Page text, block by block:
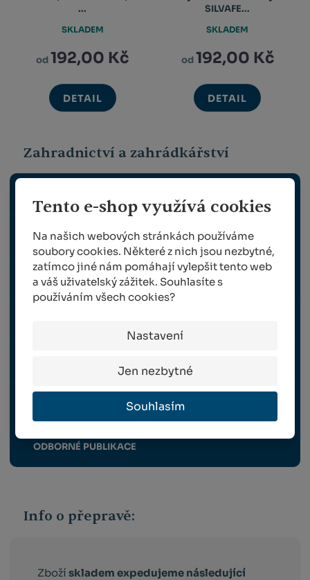
Tento e-shop využívá cookies
Na našich webových stránkách používáme
soubory cookies. Některé z nich jsou nezbytné,
zatímco jiné nám pomáhají vylepšit tento web
a váš uživatelský zážitek. Souhlasíte s
používáním všech cookies?
Nastavení
Jen nezbytné
Souhlasím
...
od192,00 Kč
DETAIL
SKLADEM
SILVAFE...
od192,00 Kč
DETAIL
SKLADEM
Zahradnictví a zahrádkářství
VÝSADBA A VÝŽIVA ROSTLIN
OPĚRNÉ A VYVAZOVACÍ PRVKY PRO ROSTLINY
VYBAVENÍ ZAHRADY, VENKOVNÍ ELEKTRO
ODBORNÉ PUBLIKACE
Info o přepravě:
Zbožískladem expedujeme následující